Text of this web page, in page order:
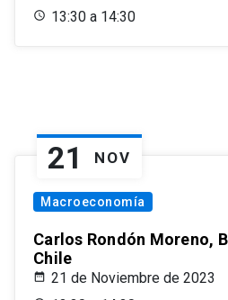
13:30 a 14:30
21 NOV
Macroeconomía
Carlos Rondón Moreno,
Chile
21 de Noviembre de 2023